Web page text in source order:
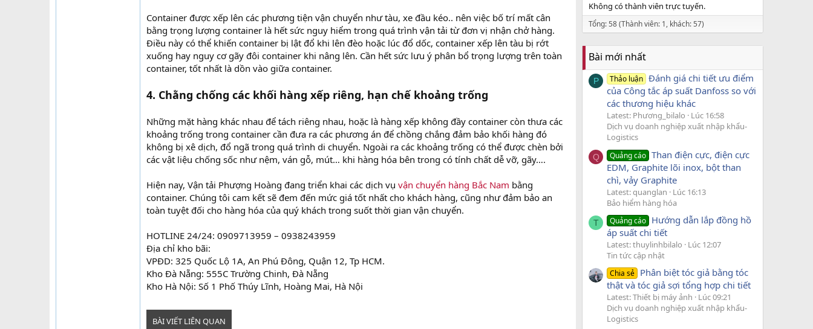
Container được xếp lên các phương tiện vận chuyển như tàu, xe đầu kéo.. nên việc bố trí mất cân
bằng trọng lượng container là hết sức nguy hiểm trong quá trình vận tải từ đơn vị nhận chở hàng.
Điều này có thể khiến container bị lật đổ khi lên đèo hoặc lúc đổ dốc, container xếp lên tàu bị rớt
xuống hay nguy cơ gãy đôi container khi nâng lên. Cần hết sức lưu ý phân bổ trọng lượng trên toàn
container, tốt nhất là dồn vào giữa container.
4. Chằng chống các khối hàng xếp riêng, hạn chế khoảng trống
Những mặt hàng khác nhau để tách riêng nhau, hoặc là hàng xếp không đầy container còn thưa các
khoảng trống trong container cần đưa ra các phương án để chồng chắng đảm bảo khối hàng đó
không bị xê dịch, đổ ngã trong quá trình di chuyển. Ngoài ra các khoảng trống có thể được chèn bởi
các vật liệu chống sốc như nệm, ván gỗ, mút… khi hàng hóa bên trong có tính chất dễ vỡ, gãy….
Hiện nay, Vận tải Phượng Hoàng đang triển khai các dịch vụ vận chuyển hàng Bắc Nam bằng
container. Chúng tôi cam kết sẽ đem đến mức giá tốt nhất cho khách hàng, cũng như đảm bảo an
toàn tuyệt đối cho hàng hóa của quý khách trong suốt thời gian vận chuyển.
HOTLINE 24/24: 0909713959 – 0938243959
Địa chỉ kho bãi:
VPĐD: 325 Quốc Lộ 1A, An Phú Đông, Quận 12, Tp HCM.
Kho Đà Nẵng: 555C Trường Chinh, Đà Nẵng
Kho Hà Nội: Số 1 Phố Thúy Lĩnh, Hoàng Mai, Hà Nội
BÀI VIẾT LIÊN QUAN
Không có thành viên trực tuyến.
Tổng: 58 (Thành viên: 1, khách: 57)
Bài mới nhất
P Thảo luận Đánh giá chi tiết ưu điểm
của Công tắc áp suất Danfoss so với
các thương hiệu khác
Latest: Phương_bilalo
Lúc 16:58
Dịch vụ doanh nghiệp xuất nhập khẩu-
Logistics
Q Quảng cáo Than điện cực, điện cực
EDM, Graphite lõi inox, bột than
chì, vảy Graphite
Latest: quanglan
Lúc 16:13
Bảo hiểm hàng hóa
T Quảng cáo Hướng dẫn lắp đồng hồ
áp suất chi tiết
Latest: thuylinhbilalo
Lúc 12:07
Tin tức cập nhật
Chia sẻ Phân biệt tóc giả bằng tóc
thật và tóc giả sợi tổng hợp chi tiết
Latest: Thiết bị máy ảnh
Lúc 09:21
Dịch vụ doanh nghiệp xuất nhập khẩu-
Logistics